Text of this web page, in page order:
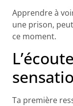
Apprendre à
une prison,
ce moment.
Ta première